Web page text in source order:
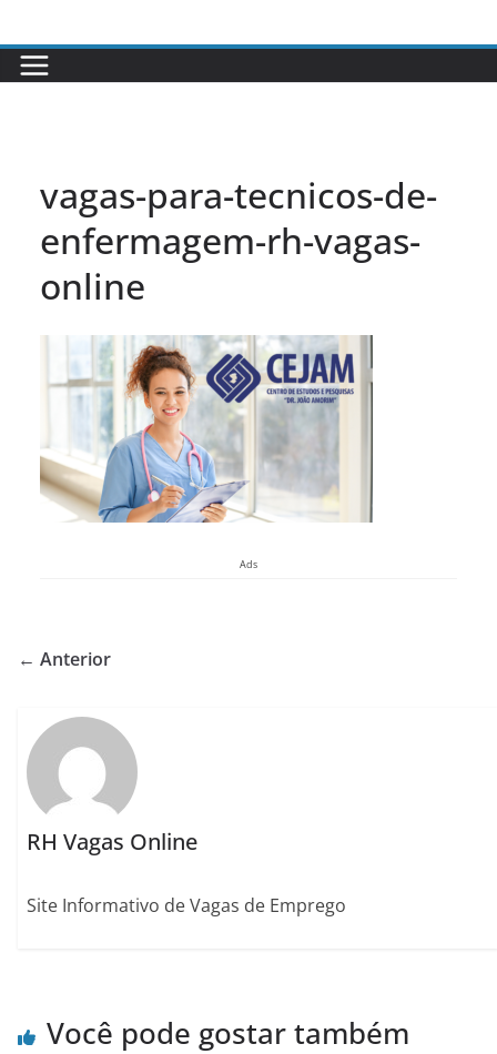
para
o
vagas-para-tecnicos-de-
enfermagem-rh-vagas-
online
Ads
← Anterior
RH Vagas Online
Site Informativo de Vagas de Emprego
Você pode gostar também